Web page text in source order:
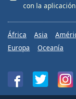
con la aplicación
África Asia
Europa
Oceanía